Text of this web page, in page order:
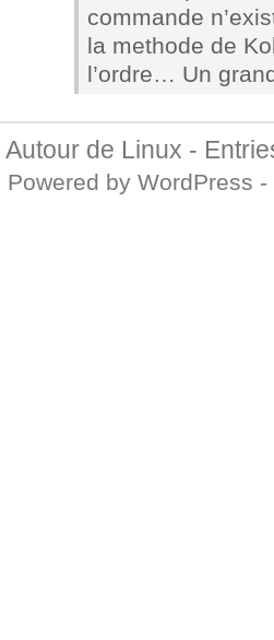
commande
la methode de
l’ordre… Un
Autour de Linux -
Powered by WordPress -